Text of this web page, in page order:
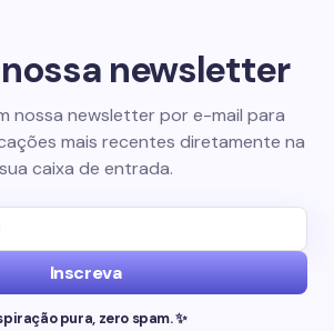
newsletter
nossa newsletter por e-mail para
mais recentes diretamente na
sua caixa de entrada.
Inscreva
pura, zero spam. ✨